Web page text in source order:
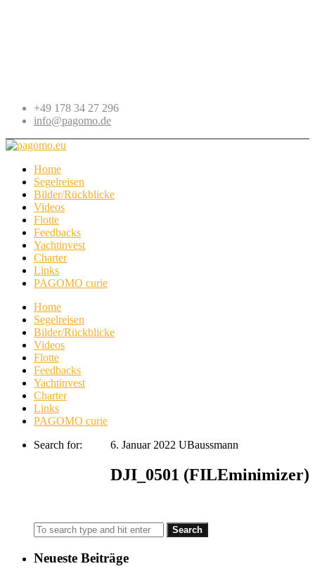
+49 178 34 27 296
info@pagomo.de
Home
Segelreisen
Bilder/Rückblicke
Videos
Flotte
Feedbacks
Yachtinvest
Charter
Links
PAGOMO curie
Home
Segelreisen
Bilder/Rückblicke
Videos
Flotte
Feedbacks
Yachtinvest
Charter
Links
PAGOMO curie
6. Januar 2022 UBaussmann
DJI_0501 (FILEminimizer)
Search for:
Neueste Beiträge